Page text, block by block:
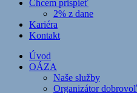
Chcem prispieť
2% z dane
Kariéra
Kontakt
Úvod
OÁZA
Naše služby
Organizátor